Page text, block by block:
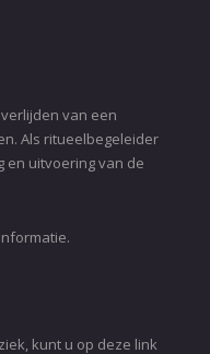
van een
Als ritueelbegeleider
en uitvoering van de
kunt u op deze link